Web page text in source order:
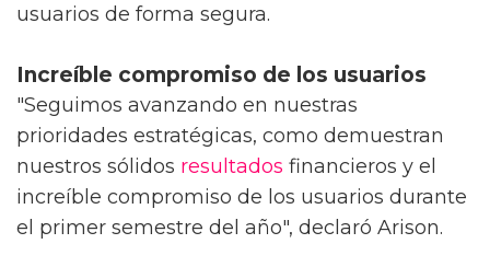
usuarios de forma segura.
Increíble compromiso de los usuarios
"Seguimos avanzando en nuestras
prioridades estratégicas, como demuestran
nuestros sólidos resultados financieros y el
increíble compromiso de los usuarios durante
el primer semestre del año", declaró Arison.